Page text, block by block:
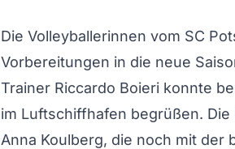
Die Volleyballerinnen vom SC
Vorbereitungen in die neue
Trainer Riccardo Boieri konnte
im Luftschiffhafen begrüßen.
Anna Koulberg, die noch mit der